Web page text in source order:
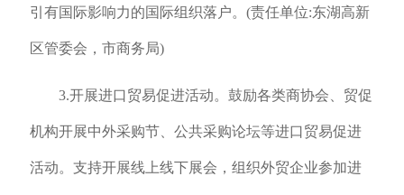
引有国际影响力的国际组织落户。(责任单位:东湖高新
区管委会，市商务局)
3.开展进口贸易促进活动。鼓励各类商协会、贸促
机构开展中外采购节、公共采购论坛等进口贸易促进
活动。支持开展线上线下展会，组织外贸企业参加进